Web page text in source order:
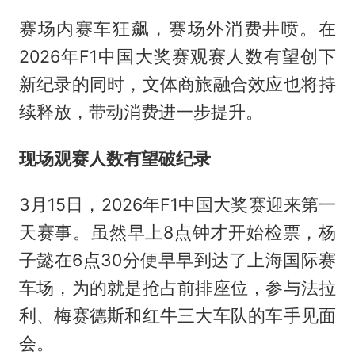
赛场内赛车狂飙，赛场外消费井喷。在
2026年F1中国大奖赛观赛人数有望创下
新纪录的同时，文体商旅融合效应也将持
续释放，带动消费进一步提升。
现场观赛人数有望破纪录
3月15日，2026年F1中国大奖赛迎来第一
天赛事。虽然早上8点钟才开始检票，杨
子懿在6点30分便早早到达了上海国际赛
车场，为的就是抢占前排座位，参与法拉
利、梅赛德斯和红牛三大车队的车手见面
会。